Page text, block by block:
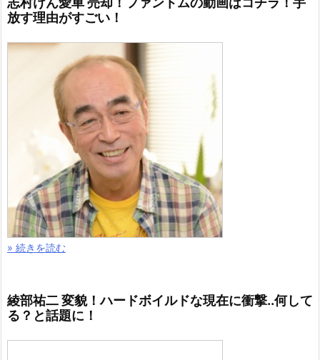
放す理由がすごい！
» 続きを読む
綾部祐二 変貌！ハードボイルドな現在に衝撃..何して
る？と話題に！